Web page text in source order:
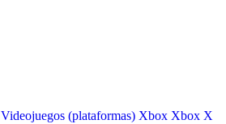
Videojuegos (plataformas) Xbox Xbox X